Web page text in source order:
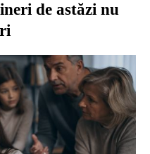
de astăzi nu